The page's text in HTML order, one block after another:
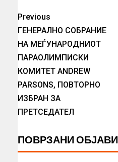
Previous
ГЕНЕРАЛНО СОБРАНИЕ
НА МЕЃУНАРОДНИОТ
ПАРАОЛИМПИСКИ
КОМИТЕТ ANDREW
PARSONS, ПОВТОРНО
ИЗБРАН ЗА
ПРЕТСЕДАТЕЛ
ПОВРЗАНИ ОБЈАВИ